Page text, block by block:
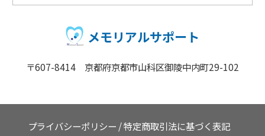
メモリアルサポート
〒607-8414 京都府京都市山科区御陵中内町29-102
プライバシーポリシー /特定商取引法に基づく表記